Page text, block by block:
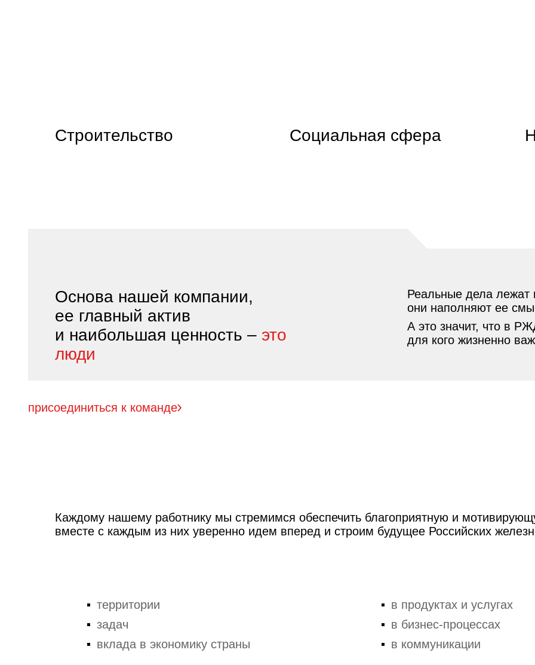
Строительство Социальная сфера
Основа нашей компании,
ее главный актив
и наибольшая ценность – это
люди
Реальные дела лежат
они наполняют ее
А это значит, что в
для кого жизненно
присоединиться к команде
Каждому нашему работнику мы стремимся обеспечить благоприятную и
вместе с каждым из них уверенно идем вперед и строим будущее Российских
территории
задач
вклада в экономику страны
в продуктах и услугах
в бизнес-процессах
в коммуникации